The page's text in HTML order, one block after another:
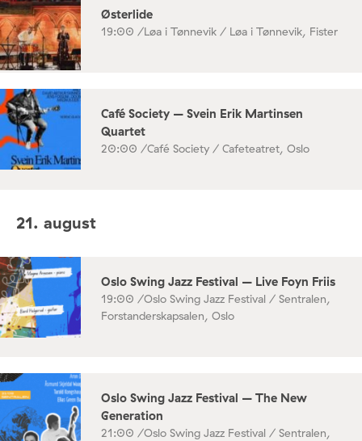
Østerlide
19:00 /Løa i Tønnevik / Løa i Tønnevik, Fister
Café Society – Svein Erik Martinsen
Quartet
20:00 /Café Society / Cafeteatret, Oslo
21. august
Oslo Swing Jazz Festival – Live Foyn Friis
19:00 /Oslo Swing Jazz Festival / Sentralen,
Forstanderskapsalen, Oslo
Oslo Swing Jazz Festival – The New
Generation
21:00 /Oslo Swing Jazz Festival / Sentralen,